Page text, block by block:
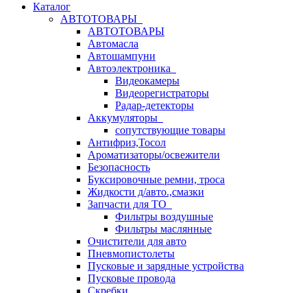
Каталог
АВТОТОВАРЫ
АВТОТОВАРЫ
Автомасла
Автошампуни
Автоэлектроника
Видеокамеры
Видеорегистраторы
Радар-детекторы
Аккумуляторы
сопутствующие товары
Антифриз,Тосол
Ароматизаторы/освежители
Безопасность
Буксировочные ремни, троса
Жидкости д/авто.,смазки
Запчасти для ТО
Фильтры воздушные
Фильтры маслянные
Очистители для авто
Пневмопистолеты
Пусковые и зарядные устройства
Пусковые провода
Скребки